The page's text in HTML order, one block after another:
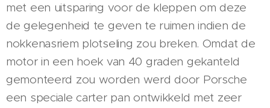
met een uitsparing voor de kleppen om deze
de gelegenheid te geven te ruimen indien de
nokkenasriem plotseling zou breken. Omdat de
motor in een hoek van 40 graden gekanteld
gemonteerd zou worden werd door Porsche
een speciale carter pan ontwikkeld met zeer